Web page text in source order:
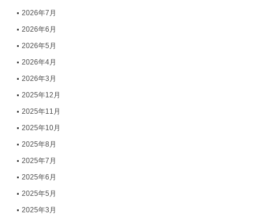
2026年7月
2026年6月
2026年5月
2026年4月
2026年3月
2025年12月
2025年11月
2025年10月
2025年8月
2025年7月
2025年6月
2025年5月
2025年3月